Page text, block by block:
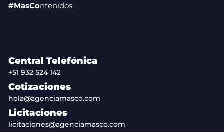
#MasContenidos.
Central Telefónica
+51 932 524 142
Cotizaciones
hola@agenciamasco.com
Licitaciones
licitaciones@agenciamasco.com